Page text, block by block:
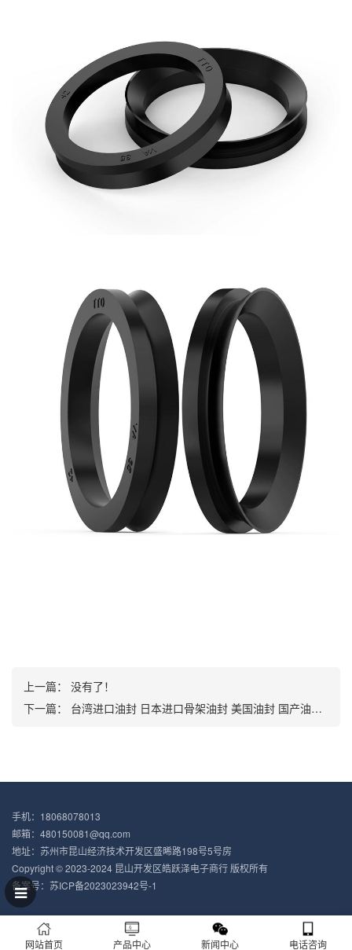
上一篇： 没有了！
下一篇： 台湾进口油封 日本进口骨架油封 美国油封 国产油封 油封厂家 油封批发
手机：18068078013
邮箱：480150081@qq.com
地址：苏州市昆山经济技术开发区盛晞路198号5号房
Copyright © 2023-2024 昆山开发区皓跃泽电子商行 版权所有
备案号： 苏ICP备2023023942号-1
网站首页 产品中心 新闻中心 电话咨询